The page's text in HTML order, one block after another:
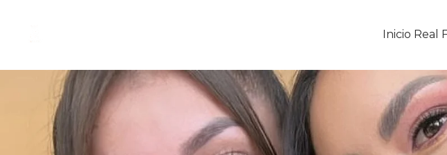
Inicio Real
En Vivo
Descarga